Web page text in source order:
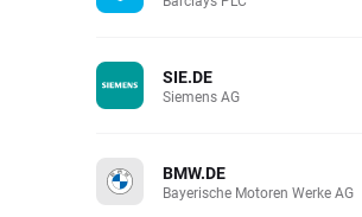
SIE.DE
Siemens AG
BMW.DE
Bayerische Motoren Werke AG